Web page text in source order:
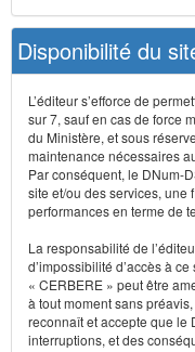
Disponibilité du
L’éditeur s’efforce de
sur 7, sauf en cas de force
du Ministère, et sous
maintenance nécessaires
Par conséquent, le DNum-
site et/ou des services, une
performances en terme de
La responsabilité de
d’impossibilité d’accès à
« CERBERE » peut être
à tout moment sans
reconnaît et accepte que le
interruptions, et des